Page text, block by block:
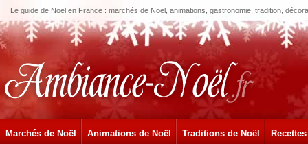
Le guide de Noël en France : marchés de Noël, animations, gastronomie, tradition,
Marchés de Noël Animations de Noël Traditions de Noël